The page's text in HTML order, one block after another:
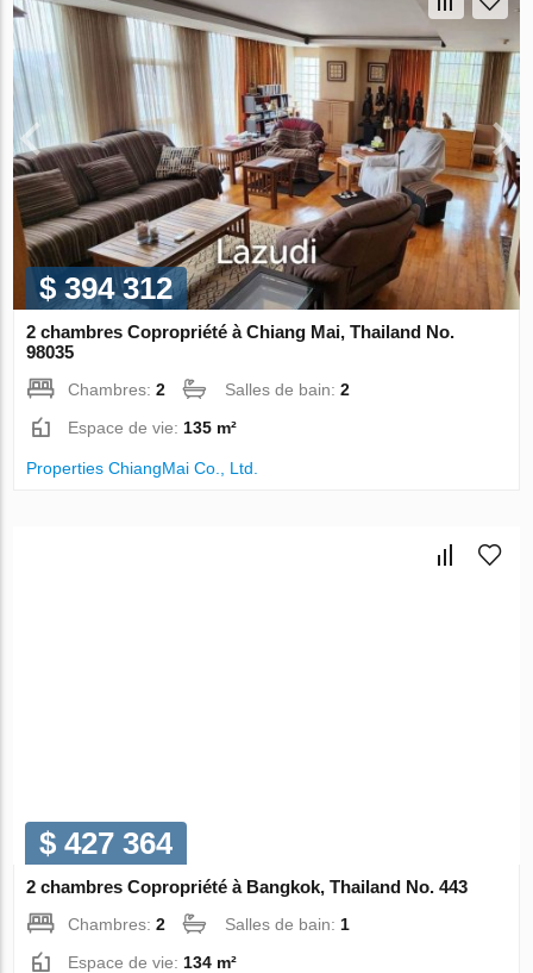
$ 394 312
2 chambres Copropriété à Chiang Mai, Thailand No.
98035
Chambres:2 Salles de bain:2
Espace de vie: 135 m²
Properties ChiangMai Co., Ltd.
$ 427 364
2 chambres Copropriété à Bangkok, Thailand No. 443
Chambres:2 Salles de bain: 1
Espace de vie: 134 m²